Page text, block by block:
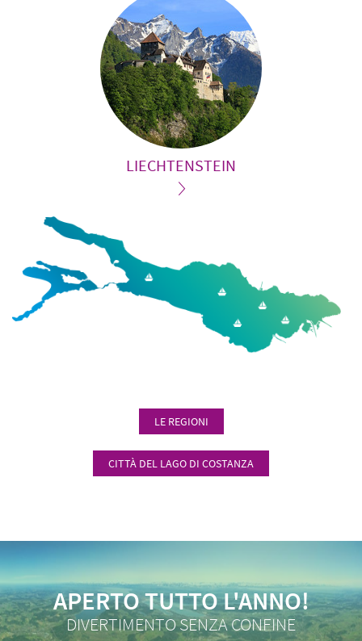
LIECHTENSTEIN
LE REGIONI
CITTÀ DEL LAGO DI COSTANZA
APERTO TUTTO L'ANNO!
DIVERTIMENTO SENZA CONFINE